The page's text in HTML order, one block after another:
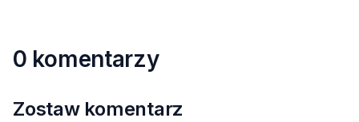
0 komentarzy
Zostaw komentarz